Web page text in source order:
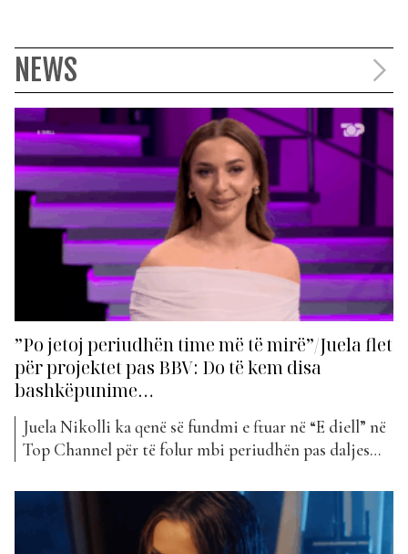
NEWS
”Po jetoj periudhën time më të mirë”/Juela flet
për projektet pas BBV: Do të kem disa
bashkëpunime…
Juela Nikolli ka qenë së fundmi e ftuar në “E diell” në
Top Channel për të folur mbi periudhën pas daljes
disa detaje nga jeta private… Si po shkon kjo
periudhë për ty? Po jetoj një periudhë shumë të
ngarkuar, pothuajse çdo...